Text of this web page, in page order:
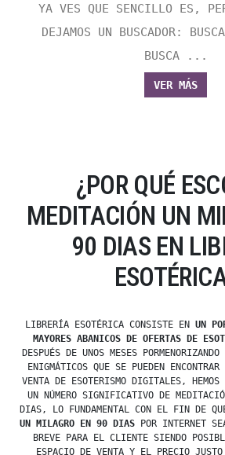
YA VES QUE SENCILLO ES,
DEJAMOS UN BUSCADOR:
BUSCA ...
VER MÁS
¿POR QUÉ
MEDITACIÓN UN
90 DIAS EN
LIBRERÍA ESOTÉRICA CONSISTE EN UN
MAYORES ABANICOS DE OFERTAS DE
DESPUÉS DE UNOS MESES
ENIGMÁTICOS QUE SE PUEDEN
VENTA DE ESOTERISMO DIGITALES, HEMOS
UN NÚMERO SIGNIFICATIVO DE
DIAS, LO FUNDAMENTAL CON EL FIN DE
UN MILAGRO EN 90 DIASPOR INTERNET
BREVE PARA EL CLIENTE SIENDO
ESPACIO DE VENTA Y EL PRECIO